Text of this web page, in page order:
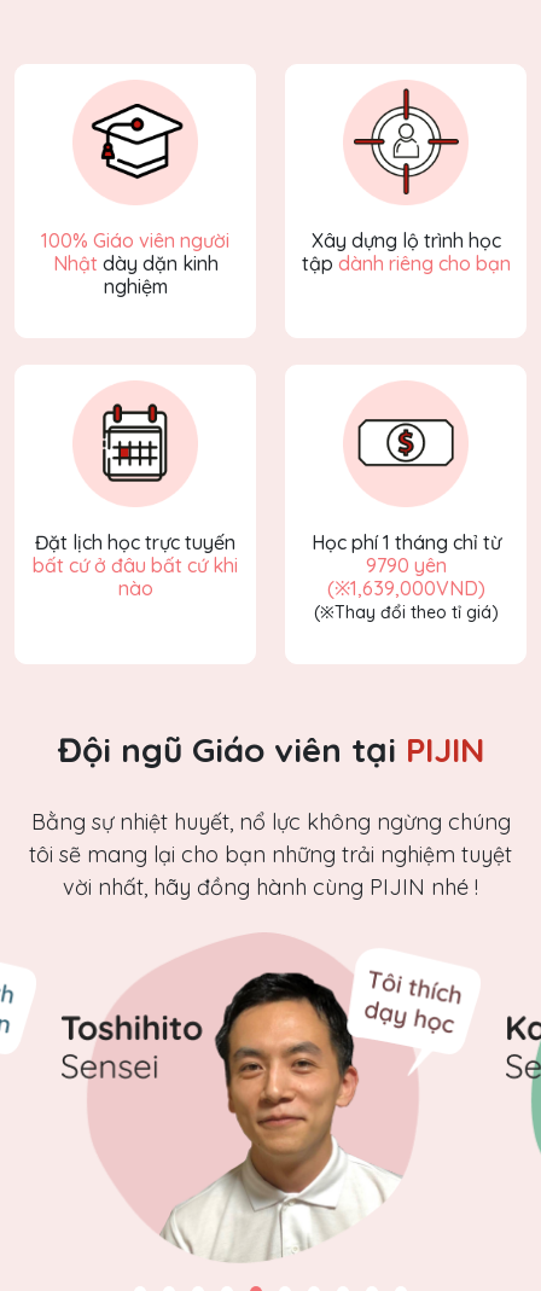
100% Giáo viên người
Nhật dày dặn kinh
nghiệm
Xây dựng lộ trình học
tập dành riêng cho bạn
Đặt lịch học trực tuyến
bất cứ ở đâu bất cứ khi
nào
Học phí 1 tháng chỉ từ
9790 yên
(※1,639,000VND)
(※Thay đổi theo tỉ giá)
Đội ngũ Giáo viên tại PIJIN
Bằng sự nhiệt huyết, nổ lực không ngừng chúng
tôi sẽ mang lại cho bạn những trải nghiệm tuyệt
vời nhất, hãy đồng hành cùng PIJIN nhé !